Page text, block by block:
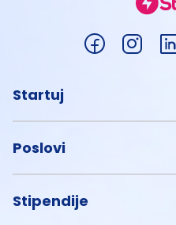
Startuj
Poslovi
Stipendije